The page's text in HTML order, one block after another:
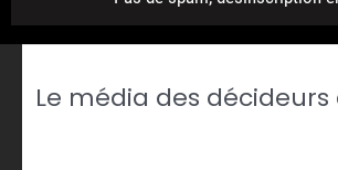
Le média des